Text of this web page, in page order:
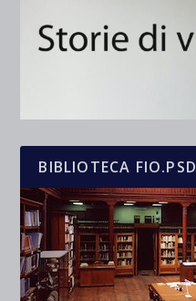
BIBLIOTECA FIO.PSD